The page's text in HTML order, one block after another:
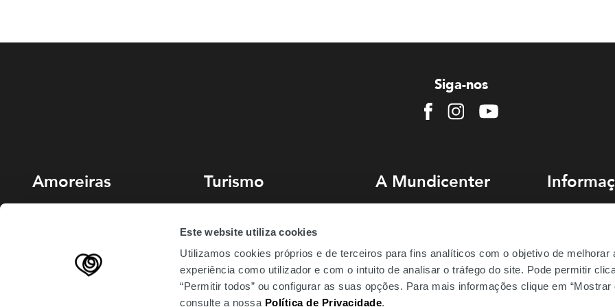
Este website utiliza cookies
Utilizamos cookies próprios e de terceiros para fins analíticos com o objetivo de melhorar
experiência como utilizador e com o intuito de analisar o tráfego do site. Pode permitir
“Permitir todos” ou configurar as suas opções. Para mais informações clique em “Mostrar
consulte a nossa Política de Privacidade.
Siga-nos
FacebookInstagramYoutube
Amoreiras
amoreiras-shopping@mundicenter.pt
Av. Eng. Duarte Pacheco
Turismo
Planeie sua visita
A Mundicenter
Emprego
Be.Mundicenter
Perguntas